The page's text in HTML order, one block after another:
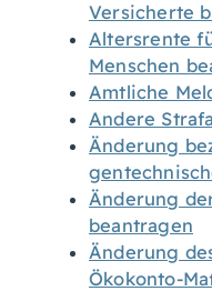
Versicherte
Altersrente
Menschen
Amtliche
Andere
Änderung
Änderung
beantragen
Änderung
Ökokonto-